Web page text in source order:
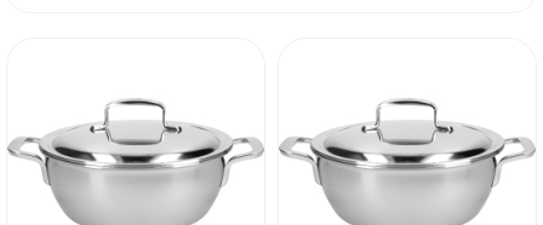
het gas of je inductieplaat veel minder hoog hoeft te zetten.
De Silvinox® afwerking houdt de pan blijvend zilverwit, en
makkelijk schoon te maken.
Demeyere maakt de Intense 5 serie in België, en geeft 30 jaar